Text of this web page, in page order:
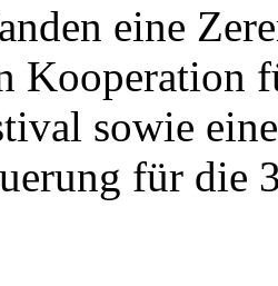
eine
Kooperation
sowie
für die